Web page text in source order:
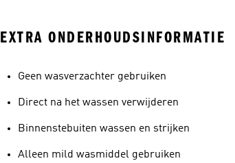
EXTRA ONDERHOUDSINFORMATIE
Geen wasverzachter gebruiken
Direct na het wassen verwijderen
Binnenstebuiten wassen en strijken
Alleen mild wasmiddel gebruiken